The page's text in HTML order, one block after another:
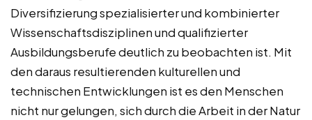
Diversifizierung spezialisierter und kombinierter
Wissenschaftsdisziplinen und qualifizierter
Ausbildungsberufe deutlich zu beobachten ist. Mit
den daraus resultierenden kulturellen und
technischen Entwicklungen ist es den Menschen
nicht nur gelungen, sich durch die Arbeit in der Natur